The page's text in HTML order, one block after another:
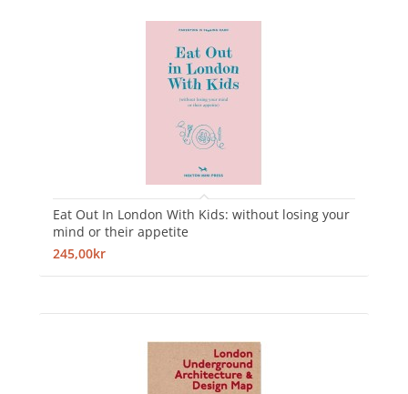
Eat Out In London With Kids: without losing your
mind or their appetite
245,00kr